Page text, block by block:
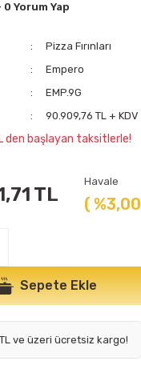
Yorum Yap
Pizza Fırınları
Empero
EMP.9G
90.909,76 TL + KDV
den başlayan taksitlerle!
TL
Havale
(
Sepete Ekle
ve üzeri ücretsiz kargo!